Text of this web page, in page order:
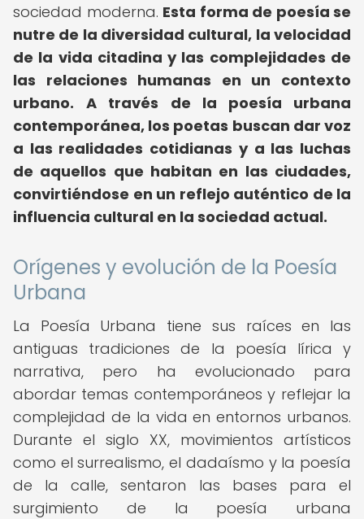
sociedad moderna. Esta forma de poesía se
nutre de la diversidad cultural, la velocidad
de la vida citadina y las complejidades de
las relaciones humanas en un contexto
urbano.
A través de la poesía urbana
contemporánea, los poetas buscan dar voz
a las realidades cotidianas y a las luchas
de aquellos que habitan en las ciudades,
convirtiéndose en un reflejo auténtico de la
influencia cultural en la sociedad actual.
Orígenes y evolución de la Poesía
Urbana
La Poesía Urbana tiene sus raíces en las
antiguas tradiciones de la poesía lírica y
narrativa, pero ha evolucionado para
abordar temas contemporáneos y reflejar la
complejidad de la vida en entornos urbanos.
Durante el siglo XX, movimientos artísticos
como el surrealismo, el dadaísmo y la poesía
de la calle, sentaron las bases para el
surgimiento de la poesía urbana